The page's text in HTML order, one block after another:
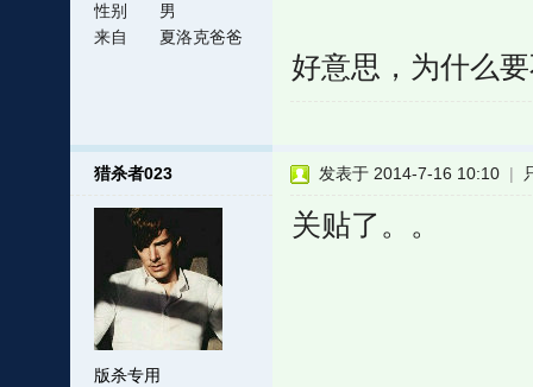
性别
男
来自
夏洛克爸爸
好意思，为什么
猎杀者023
版杀专用
发表于 2014-7-16 10:10 |
关贴了。。